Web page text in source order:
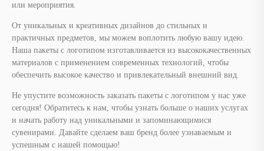
или мероприятия.
От уникальных и креативных дизайнов до стильных и
практичных предметов, мы можем воплотить любую вашу идею.
Наша пакеты с логотипом изготавливается из высококачественных
материалов с применением современных технологий, чтобы
обеспечить высокое качество и привлекательный внешний вид.
Не упустите возможность заказать пакеты с логотипом у нас уже
сегодня! Обратитесь к нам, чтобы узнать больше о наших услугах
и начать работу над уникальными и запоминающимися
сувенирами. Давайте сделаем ваш бренд более узнаваемым и
успешным с нашей помощью!